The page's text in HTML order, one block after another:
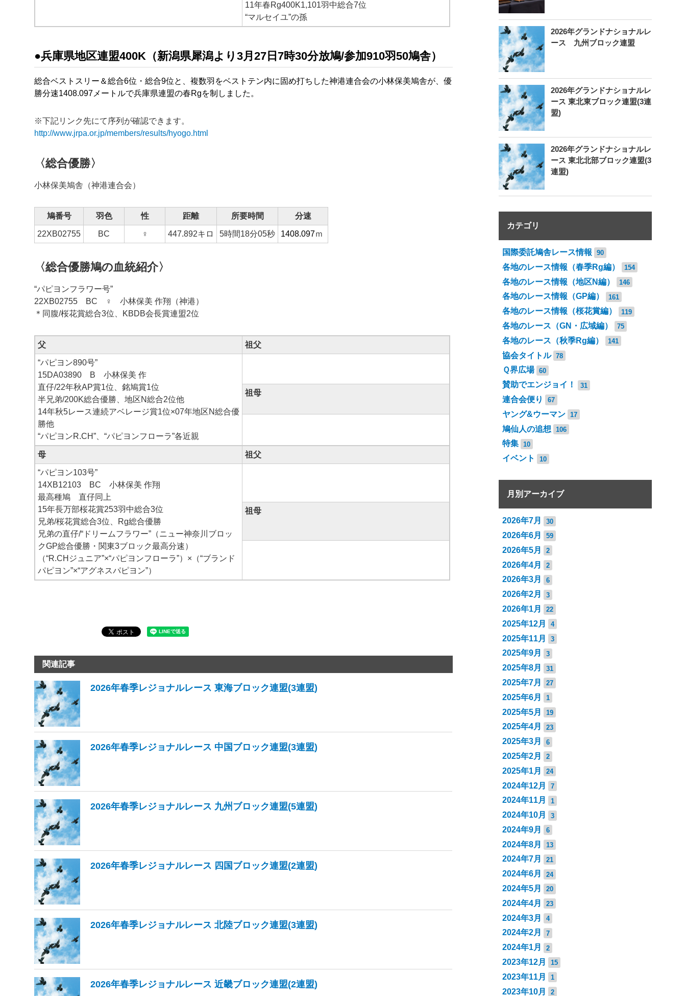
11年春Rg400K1,101羽中総合7位
“マルセイユ”の孫
●兵庫県地区連盟400K（新潟県犀潟より3月27日7時30分放鳩/参加910羽50鳩舎）
総合ベストスリー＆総合6位・総合9位と、複数羽をベストテン内に固め打ちした神港連合会の小林保美鳩舎が、優
勝分速1408.097 メートルで兵庫県連盟の春Rgを制しました。
※下記リンク先にて序列が確認できます。
http://www.jrpa.or.jp/members/results/hyogo.html
〈総合優勝〉
小林保美鳩舎（神港連合会）
鳩番号 羽色 性 距離 所要時間 分速
22XB02755 BC ♀ 447.892キロ 5時間18分05秒 1408.097ｍ
〈総合優勝鳩の血統紹介〉
“パピヨンフラワー号”
22XB02755 BC ♀ 小林保美 作翔（神港）
＊同腹/桜花賞総合3位、KBDB会長賞連盟2位
父 祖父
“パピヨン890号”
15DA03890 B 小林保美 作
直仔/22年秋AP賞1位、銘鳩賞1位
半兄弟/200K総合優勝、地区N総合2位他
14年秋5レース連続アベレージ賞1位×07年地区N総合優
勝他
“パピヨンR.CH”、“パピヨンフローラ”各近親
祖母
母 祖父
“パピヨン103号”
14XB12103 BC 小林保美 作翔
最高種鳩 直仔同上
15年長万部桜花賞253羽中総合3位
兄弟/桜花賞総合3位、Rg総合優勝
兄弟の直仔/“ドリームフラワー”（ニュー神奈川ブロッ
クGP総合優勝・関東3ブロック最高分速）
（“R.CHジュニア”×“パピヨンフローラ”）×（“ブランド
パピヨン”×“アグネスパピヨン”）
祖母
関連記事
2026年春季レジョナルレース 東海ブロック連盟(3連盟)
2026年春季レジョナルレース 中国ブロック連盟(3連盟)
2026年春季レジョナルレース 九州ブロック連盟(5連盟)
2026年春季レジョナルレース 四国ブロック連盟(2連盟)
2026年春季レジョナルレース 北陸ブロック連盟(3連盟)
2026年春季レジョナルレース 近畿ブロック連盟(2連盟)
2026年グランドナショナルレ
ース 九州ブロック連盟
2026年グランドナショナルレ
ース 東北東ブロック連盟(3連
盟)
2026年グランドナショナルレ
ース 東北北部ブロック連盟(3
連盟)
カテゴリ
国際委託鳩舎レース情報 90
各地のレース情報（春季Rg編） 154
各地のレース情報（地区N編） 146
各地のレース情報（GP編） 161
各地のレース情報（桜花賞編） 119
各地のレース（GN・広域編） 75
各地のレース（秋季Rg編） 141
協会タイトル 78
Ｑ界広場 60
賛助でエンジョイ！ 31
連合会便り 67
ヤング&ウーマン 17
鳩仙人の追想 106
特集 10
イベント 10
月別アーカイブ
2026年7月 30
2026年6月 59
2026年5月 2
2026年4月 2
2026年3月 6
2026年2月 3
2026年1月 22
2025年12月 4
2025年11月 3
2025年9月 3
2025年8月 31
2025年7月 27
2025年6月 1
2025年5月 19
2025年4月 23
2025年3月 6
2025年2月 2
2025年1月 24
2024年12月 7
2024年11月 1
2024年10月 3
2024年9月 6
2024年8月 13
2024年7月 21
2024年6月 24
2024年5月 20
2024年4月 23
2024年3月 4
2024年2月 7
2024年1月 2
2023年12月 15
2023年11月 1
2023年10月 2